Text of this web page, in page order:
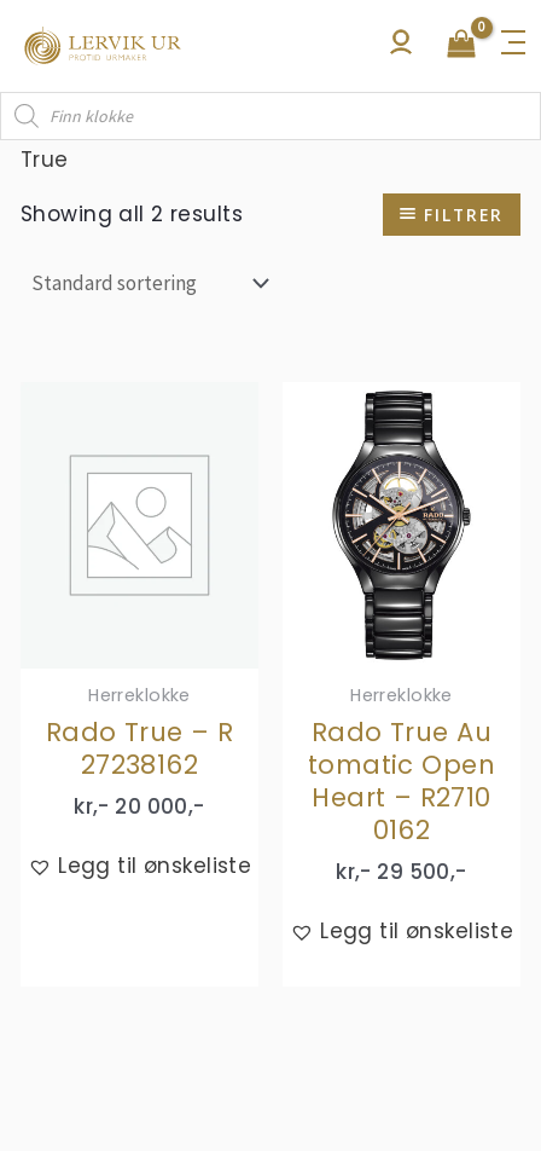
rett
innholdet
Products
search
True
Showing all 2 results
FILTRER
Herreklokke
Rado True – R
27238162
kr,- 20 000,-
Legg til ønskeliste
Herreklokke
Rado True Au
tomatic Open
Heart – R2710
0162
kr,- 29 500,-
Legg til ønskeliste